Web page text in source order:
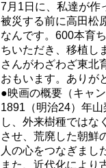
7月1日に、私達が作
被災する前に高田松
なんです。600本育
ちいただき、移植し
さんがわざわざ東北
おもいます。ありが
●映画の概要（キャ
1891（明治24）年
し、外来樹種ではな
させ、荒廃した朝鮮
人の心をつなぎまし
また、近代化により